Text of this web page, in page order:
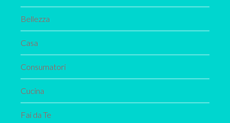
Bellezza
Casa
Consumatori
Cucina
Fai da Te